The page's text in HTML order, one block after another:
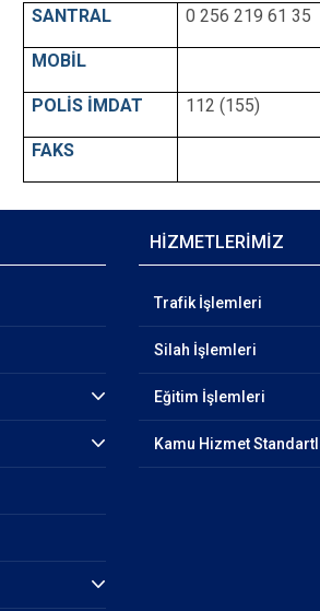
SANTRAL
0 256 219 61 35
MOBİL
POLİS İMDAT 112 (155)
FAKS
HİZMETLERİMİZ
Trafik İşlemleri
Silah İşlemleri
Eğitim İşlemleri
Kamu Hizmet